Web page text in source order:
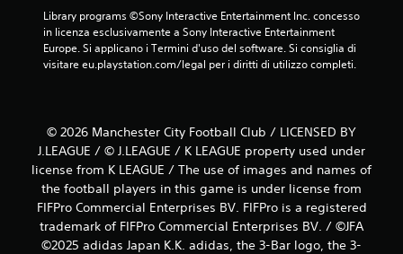
Library programs ©Sony Interactive Entertainment Inc. concesso
in licenza esclusivamente a Sony Interactive Entertainment
Europe. Si applicano i Termini d'uso del software. Si consiglia di
visitare eu.playstation.com/legal per i diritti di utilizzo completi.
© 2026 Manchester City Football Club / LICENSED BY
J.LEAGUE / © J.LEAGUE / K LEAGUE property used under
license from K LEAGUE / The use of images and names of
the football players in this game is under license from
FIFPro Commercial Enterprises BV. FIFPro is a registered
trademark of FIFPro Commercial Enterprises BV. / ©JFA
©2025 adidas Japan K.K. adidas, the 3-Bar logo, the 3-